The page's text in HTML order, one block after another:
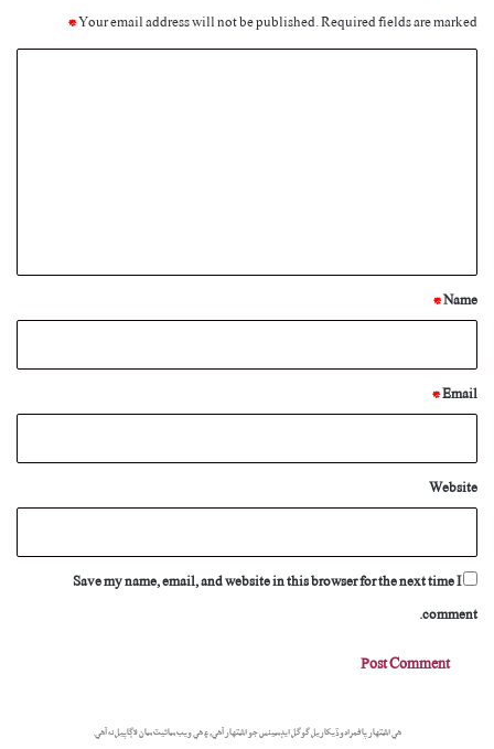
Your email address will not be published.Required fields are marked
*
*
Name
*
Email
*
Website
Save my name, email, and website in this browser for the next time I
comment.
هي اشتهار پاڻمرادو ڏيکاريل گوگل ايڊسينس جو اشتهار آهي، ۽ هي ويب سائيٽ سان لاڳاپيل نه آهي.